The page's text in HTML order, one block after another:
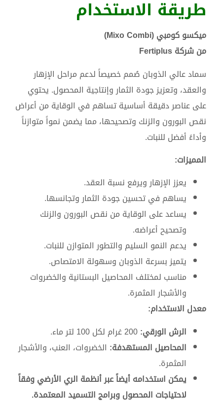
طريقة الاستخدام
ميكسو كومبي (Mixo Combi)
من شركة Fertiplus
سماد عالي الذوبان صُمم خصيصاً لدعم مراحل الإزهار
والعقد، وتعزيز جودة الثمار وإنتاجية المحصول. يحتوي
على عناصر دقيقة أساسية تساهم في الوقاية من أعراض
نقص البورون والزنك وتصحيحها، مما يضمن نمواً متوازناً
وأداءً أفضل للنبات.
المميزات:
يعزز الإزهار ويرفع نسبة العقد.
يساهم في تحسين جودة الثمار وتجانسها.
يساعد على الوقاية من نقص البورون والزنك
وتصحيح أعراضه.
يدعم النمو السليم والتطور المتوازن للنبات.
يتميز بسرعة الذوبان وسهولة الامتصاص.
مناسب لمختلف المحاصيل البستانية والخضروات
والأشجار المثمرة.
معدل الاستخدام:
الرش الورقي:
المحاصيل المستهدفة: الخضروات، العنب، والأشجار
المثمرة.
يمكن استخدامه أيضاً عبر أنظمة الري الأرضي وفقاً
لاحتياجات المحصول وبرامج التسميد المعتمدة.